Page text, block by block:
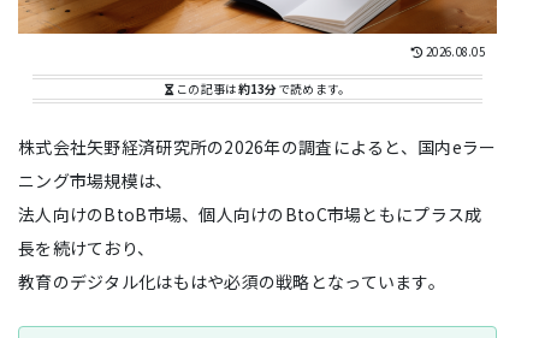
2026.08.05
この記事は約13分で読めます。
株式会社矢野経済研究所の2026年の調査によると、国内eラー
ニング市場規模は、
法人向けのBtoB市場、個人向けのBtoC市場ともにプラス成
長を続けており、
教育のデジタル化はもはや必須の戦略となっています。